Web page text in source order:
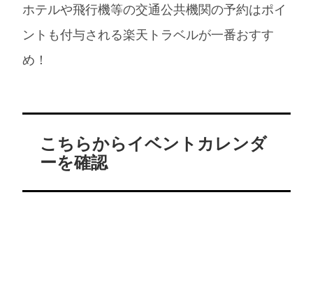
ホテルや飛行機等の交通公共機関の予約はポイ
ントも付与される楽天トラベルが一番おすす
め！
こちらからイベントカレンダ
ーを確認